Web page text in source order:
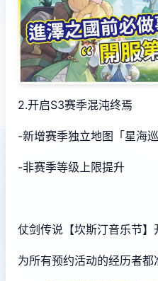
2.开启S3赛季混沌终焉
-新增赛季独立地图「星海巡
-非赛季等级上限提升
仗剑传说【坎斯汀音乐节】
为所有预约活动的经历者